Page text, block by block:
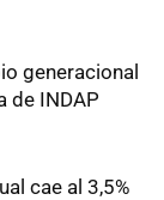
generacional
de INDAP
cae al 3,5%